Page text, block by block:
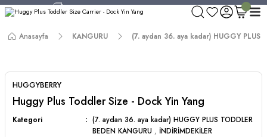
750 TL ve Üzeri Alışverişlerde Kargo Bedava!
Worldwide Shipping!
Anasayfa KANGURU (7. aydan 36. aya kadar) HUGGY PLUS
HUGGYBERRY
Huggy Plus Toddler Size - Dock Yin Yang
Kategori
(7. aydan 36. aya kadar) HUGGY PLUS TODDLER
BEDEN KANGURU , İNDİRİMDEKİLER